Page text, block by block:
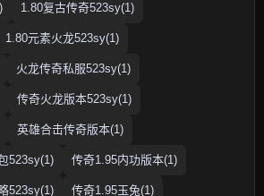
1.80复古传奇523sy(1)
1.80元素火龙523sy(1)
火龙传奇私服523sy(1)
传奇火龙版本523sy(1)
英雄合击传奇版本(1)
523sy(1) 传奇1.95内功版本(1)
523sy(1) 传奇1.95玉兔(1)